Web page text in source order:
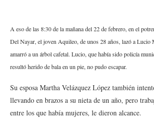
A eso de las 8:30 de la mañana del 22 de febrero, en el
Del Nayar, el joven Aquileo, de unos 28 años, lazó a Lucio
amarró a un árbol cafetal. Lucio, que había sido policía
resultó herido de bala en un pie, no pudo escapar.
Su esposa Martha Velázquez López también
llevando en brazos a su nieta de un año, pero
entre los que había mujeres, le dieron alcance.